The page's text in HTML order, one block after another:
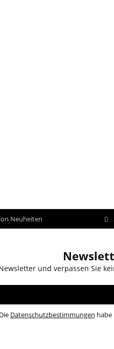
Neuheiten
und verpassen Sie
Die Datenschutzbestimmungen habe